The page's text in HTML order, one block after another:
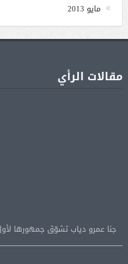
مايو 2013
مقالات الرأي